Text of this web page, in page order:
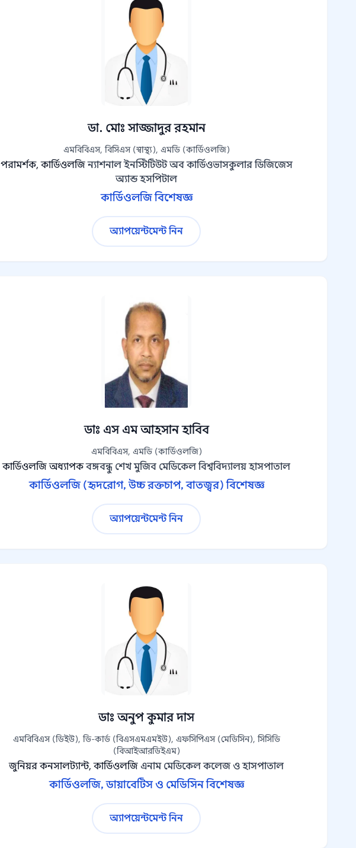
ডা. মোঃ সাজ্জাদুর রহমান
এমবিবিএস, বিসিএস (স্বাস্থ্য), এমডি (কার্ডিওলজি)
পরামর্শক, কার্ডিওলজি ন্যাশনাল ইনস্টিটিউট অব কার্ডিওভাসকুলার ডিজিজেস
অ্যান্ড হসপিটাল
কার্ডিওলজি বিশেষজ্ঞ
অ্যাপয়েন্টমেন্ট নিন
ডাঃ এস এম আহসান হাবিব
এমবিবিএস, এমডি (কার্ডিওলজি)
কার্ডিওলজি অধ্যাপক বঙ্গবন্ধু শেখ মুজিব মেডিকেল বিশ্ববিদ্যালয় হাসপাতাল
কার্ডিওলজি (হৃদরোগ, উচ্চ রক্তচাপ, বাতজ্বর) বিশেষজ্ঞ
অ্যাপয়েন্টমেন্ট নিন
ডাঃ অনুপ কুমার দাস
এমবিবিএস (ডিইউ), ডি-কার্ড (বিএসএমএমইউ), এফসিপিএস (মেডিসিন), সিসিডি
(বিআইআরডিইএম)
জুনিয়র কনসালট্যান্ট, কার্ডিওলজি এনাম মেডিকেল কলেজ ও হাসপাতাল
কার্ডিওলজি, ডায়াবেটিস ও মেডিসিন বিশেষজ্ঞ
অ্যাপয়েন্টমেন্ট নিন